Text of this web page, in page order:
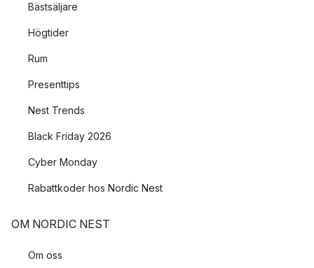
Bästsäljare
Högtider
Rum
Presenttips
Nest Trends
Black Friday 2026
Cyber Monday
Rabattkoder hos Nordic Nest
OM NORDIC NEST
Om oss